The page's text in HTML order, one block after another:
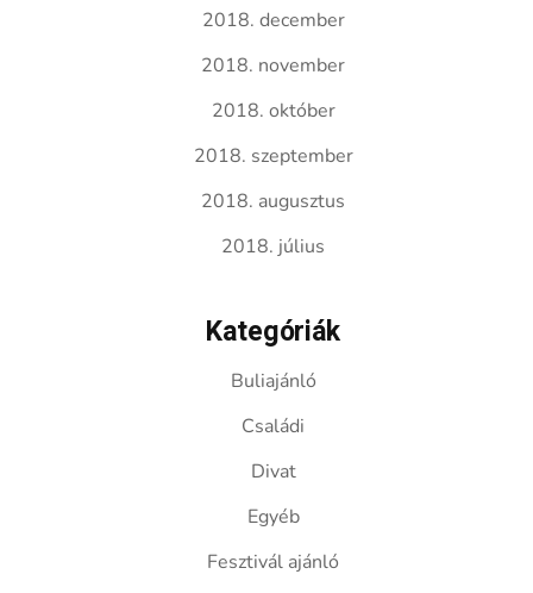
2018. december
2018. november
2018. október
2018. szeptember
2018. augusztus
2018. július
Kategóriák
Buliajánló
Családi
Divat
Egyéb
Fesztivál ajánló